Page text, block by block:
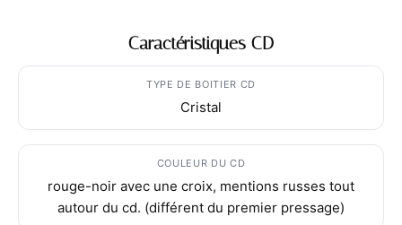
Caractéristiques CD
TYPE DE BOITIER CD
Cristal
COULEUR DU CD
rouge-noir avec une croix, mentions russes tout
autour du cd. (différent du premier pressage)